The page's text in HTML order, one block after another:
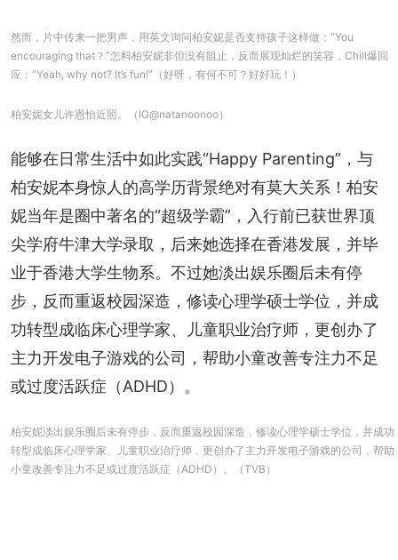
然而，片中传来一把男声，用英文询问柏安妮是否支持孩子这样做：“You
encouraging that？”怎料柏安妮非但没有阻止，反而展现灿烂的笑容，Chill爆回
应：“Yeah, why not? It’s fun!”（好呀，有何不可？好好玩！）
柏安妮女儿许恩怡近照。（IG@natanoonoo）
能够在日常生活中如此实践“Happy Parenting”，与
柏安妮本身惊人的高学历背景绝对有莫大关系！柏安
妮当年是圈中著名的“超级学霸”，入行前已获世界顶
尖学府牛津大学录取，后来她选择在香港发展，并毕
业于香港大学生物系。不过她淡出娱乐圈后未有停
步，反而重返校园深造，修读心理学硕士学位，并成
功转型成临床心理学家、儿童职业治疗师，更创办了
主力开发电子游戏的公司，帮助小童改善专注力不足
或过度活跃症（ADHD）。
柏安妮淡出娱乐圈后未有停步，反而重返校园深造，修读心理学硕士学位，并成功
转型成临床心理学家、儿童职业治疗师，更创办了主力开发电子游戏的公司，帮助
小童改善专注力不足或过度活跃症（ADHD）。（TVB）